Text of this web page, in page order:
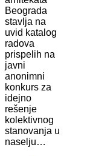
Beograda
stavlja na
uvid katalog
radova
prispelih na
javni
anonimni
konkurs za
idejno
rešenje
kolektivnog
stanovanja u
naselju…